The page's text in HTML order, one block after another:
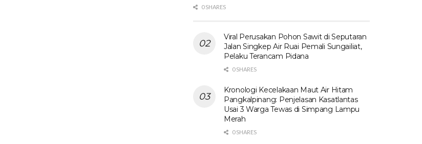
0 SHARES
Viral Perusakan Pohon Sawit di Seputaran
Jalan Singkep Air Ruai Pemali Sungailiat,
Pelaku Terancam Pidana
0 SHARES
Kronologi Kecelakaan Maut Air Hitam
Pangkalpinang: Penjelasan Kasatlantas
Usai 3 Warga Tewas di Simpang Lampu
Merah
0 SHARES